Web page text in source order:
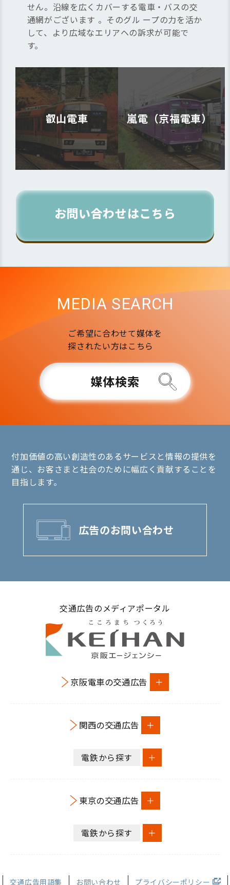
せん。沿線を広くカバーする電車・バスの交
通網がございます 。そのグル ープの力を活か
して、より広域なエリアヘの訴求が可能で
す。
叡山電車 嵐電（京福電車）
お問い合わせはこちら
MEDIA SEARCH
ご希望に合わせて媒体を
探されたい方はこちら
媒体検索
付加価値の高い創造性のあるサービスと情報の提供を
通じ、お客さまと社会のために幅広く貢献することを
目指します。
広告のお問い合わせ
交通広告のメディアポータル
京阪電車の交通広告
関西の交通広告
電鉄から探す
東京の交通広告
電鉄から探す
交通広告用語集 お問い合わせ プライバシーポリシー